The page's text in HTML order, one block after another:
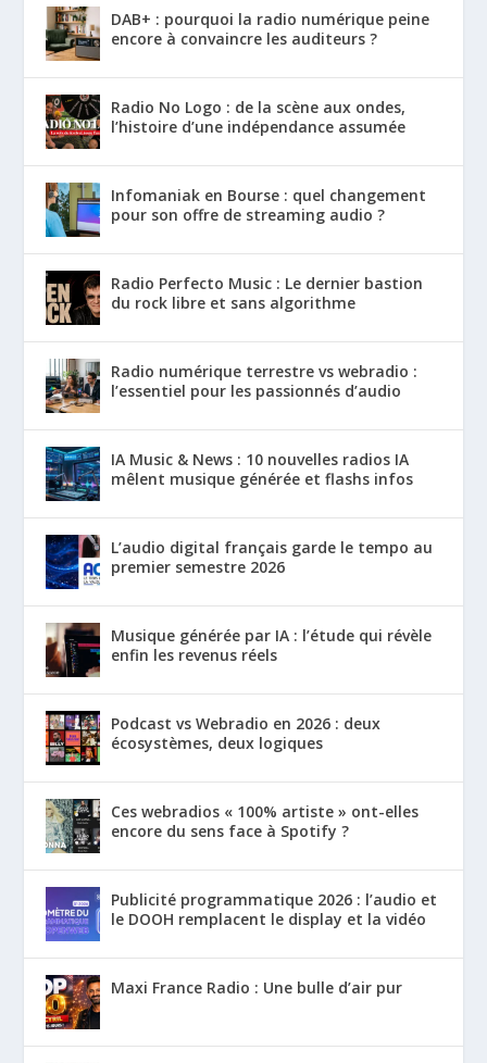
DAB+ : pourquoi la radio numérique peine
encore à convaincre les auditeurs ?
Radio No Logo : de la scène aux ondes,
l’histoire d’une indépendance assumée
Infomaniak en Bourse : quel changement
pour son offre de streaming audio ?
Radio Perfecto Music : Le dernier bastion
du rock libre et sans algorithme
Radio numérique terrestre vs webradio :
l’essentiel pour les passionnés d’audio
IA Music & News : 10 nouvelles radios IA
mêlent musique générée et flashs infos
L’audio digital français garde le tempo au
premier semestre 2026
Musique générée par IA : l’étude qui révèle
enfin les revenus réels
Podcast vs Webradio en 2026 : deux
écosystèmes, deux logiques
Ces webradios « 100% artiste » ont-elles
encore du sens face à Spotify ?
Publicité programmatique 2026 : l’audio et
le DOOH remplacent le display et la vidéo
Maxi France Radio : Une bulle d’air pur